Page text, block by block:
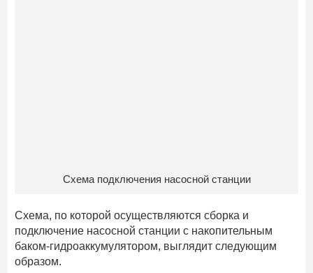
Схема подключения насосной станции
Схема, по которой осуществляются сборка и
подключение насосной станции с накопительным
баком-гидроаккумулятором, выглядит следующим
образом.